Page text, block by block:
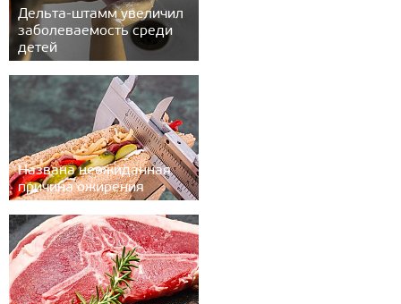
Дельта-штамм увеличил
заболеваемость среди
детей
Названа неожиданная
причина ожирения